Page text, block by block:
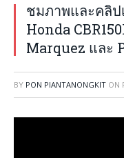
ชมภาพและคลิป
Honda
Marquez และ
BY PON PIANTANONGKIT ON